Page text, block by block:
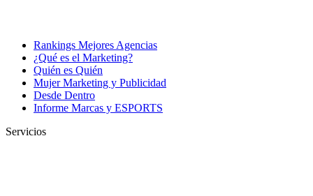
Rankings Mejores Agencias
¿Qué es el Marketing?
Quién es Quién
Mujer Marketing y Publicidad
Desde Dentro
Informe Marcas y ESPORTS
Servicios